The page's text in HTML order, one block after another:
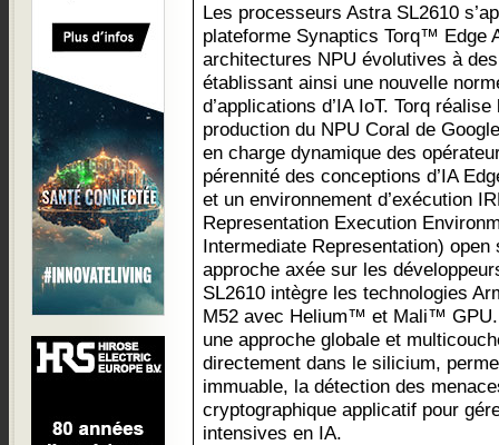
Les processeurs Astra SL2610
plateforme Synaptics Torq™ Edge
architectures NPU évolutives à
établissant ainsi une nouvelle
d’applications d’IA IoT. Torq
production du NPU Coral de
en charge dynamique des
pérennité des conceptions d’IA
et un environnement d’exécution
Representation Execution
Intermediate Representation)
approche axée sur les
SL2610 intègre les technologies
M52 avec Helium™ et Mali™
une approche globale et
directement dans le silicium,
immuable, la détection des
cryptographique applicatif pour
intensives en IA.